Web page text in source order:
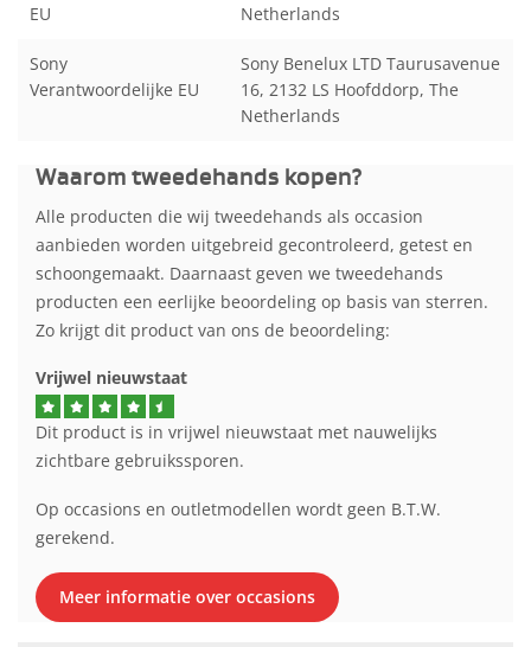
EU
Netherlands
Sony
Verantwoordelijke EU
Sony Benelux LTD Taurusavenue
16, 2132 LS Hoofddorp, The
Netherlands
Waarom tweedehands kopen?
Alle producten die wij tweedehands als occasion
aanbieden worden uitgebreid gecontroleerd, getest en
schoongemaakt. Daarnaast geven we tweedehands
producten een eerlijke beoordeling op basis van sterren.
Zo krijgt dit product van ons de beoordeling:
Vrijwel nieuwstaat
Dit product is in vrijwel nieuwstaat met nauwelijks
zichtbare gebruikssporen.
Op occasions en outletmodellen wordt geen B.T.W.
gerekend.
Meer informatie over occasions